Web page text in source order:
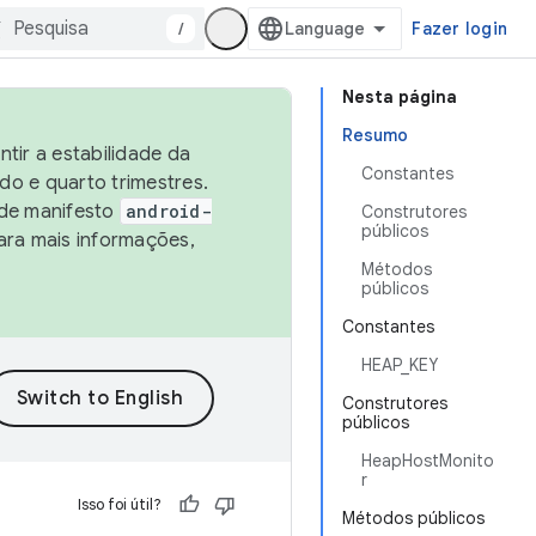
/ Fazer login
Nesta página
Resumo
Constantes
Construtores
públicos
Métodos
públicos
Constantes
HEAP_KEY
Construtores
públicos
HeapHostMonito
r
Métodos públicos
a estabilidade da
e quarto trimestres.
manifesto
android-
mais informações,
Isso foi útil?